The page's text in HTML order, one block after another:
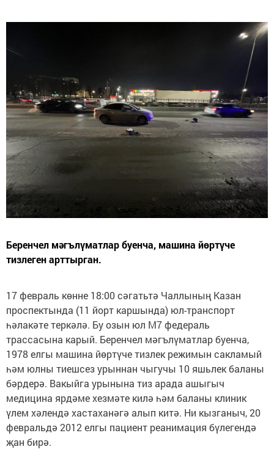
Беренчел мәгълүматлар буенча, машина йөртүче
тизлеген арттырган.
17 февраль көнне 18:00 сәгатьтә Чаллының Казан
проспектында (11 йорт каршында) юл-транспорт
һәлакәте теркәлә. Бу озын юл М7 федераль
трассасына карый. Беренчел мәгълүматлар буенча,
1978 елгы машина йөртүче тизлек режимын сакламый
һәм юлны тиешсез урыннан чыгучы 10 яшьлек баланы
бәрдерә. Вакыйга урынына тиз арада ашыгыч
медицина ярдәме хезмәте килә һәм баланы клиник
үлем хәлендә хастаханәгә алып китә. Ни кызганыч, 20
февральдә 2012 елгы пациент реанимация бүлегендә
җан бирә.